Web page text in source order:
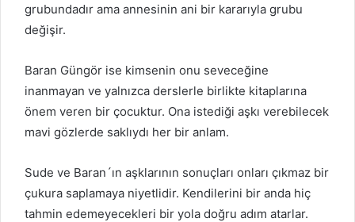
grubundadır ama annesinin ani bir kararıyla grubu
değişir.
Baran Güngör ise kimsenin onu seveceğine
inanmayan ve yalnızca derslerle birlikte kitaplarına
önem veren bir çocuktur. Ona istediği aşkı verebilecek
mavi gözlerde saklıydı her bir anlam.
Sude ve Baran´ın aşklarının sonuçları onları çıkmaz bir
çukura saplamaya niyetlidir. Kendilerini bir anda hiç
tahmin edemeyecekleri bir yola doğru adım atarlar.